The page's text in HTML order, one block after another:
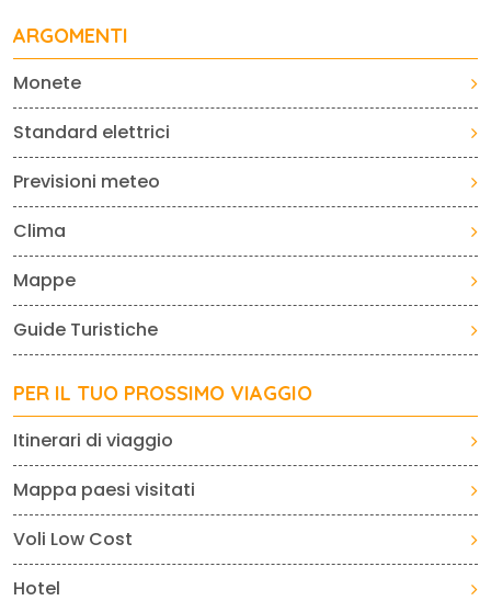
ARGOMENTI
Monete
Standard elettrici
Previsioni meteo
Clima
Mappe
Guide Turistiche
PER IL TUO PROSSIMO VIAGGIO
Itinerari di viaggio
Mappa paesi visitati
Voli Low Cost
Hotel